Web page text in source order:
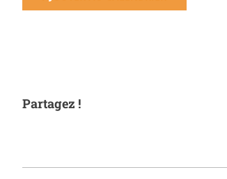
Partagez !